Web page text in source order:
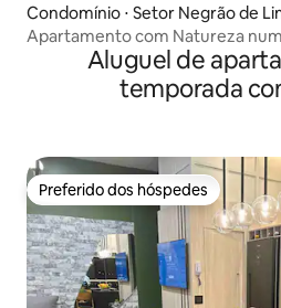
Condomínio ⋅ Setor Negrão de
Apartamento com Natureza
Aluguel de
temporada
Preferido dos hóspedes
Preferido dos hóspedes